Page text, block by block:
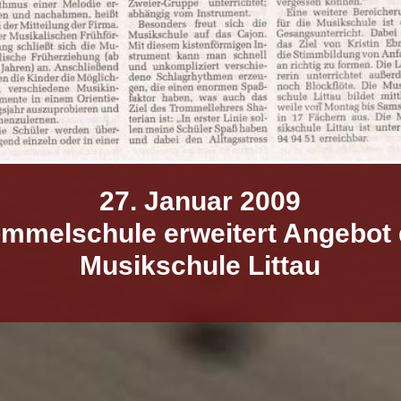
27. Januar 2009
erweitert Angebot
Musikschule Littau